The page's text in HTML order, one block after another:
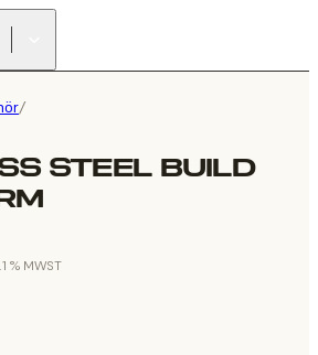
/
STEEL BUILD
% MWST